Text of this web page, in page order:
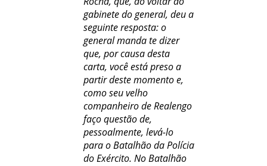
gabinete do general, deu a
seguinte resposta: o
general manda te dizer
que, por causa desta
carta, você está preso a
partir deste momento e,
como seu velho
companheiro de Realengo
faço questão de,
pessoalmente, levá-lo
para o Batalhão da Polícia
do Exército. No Batalhão